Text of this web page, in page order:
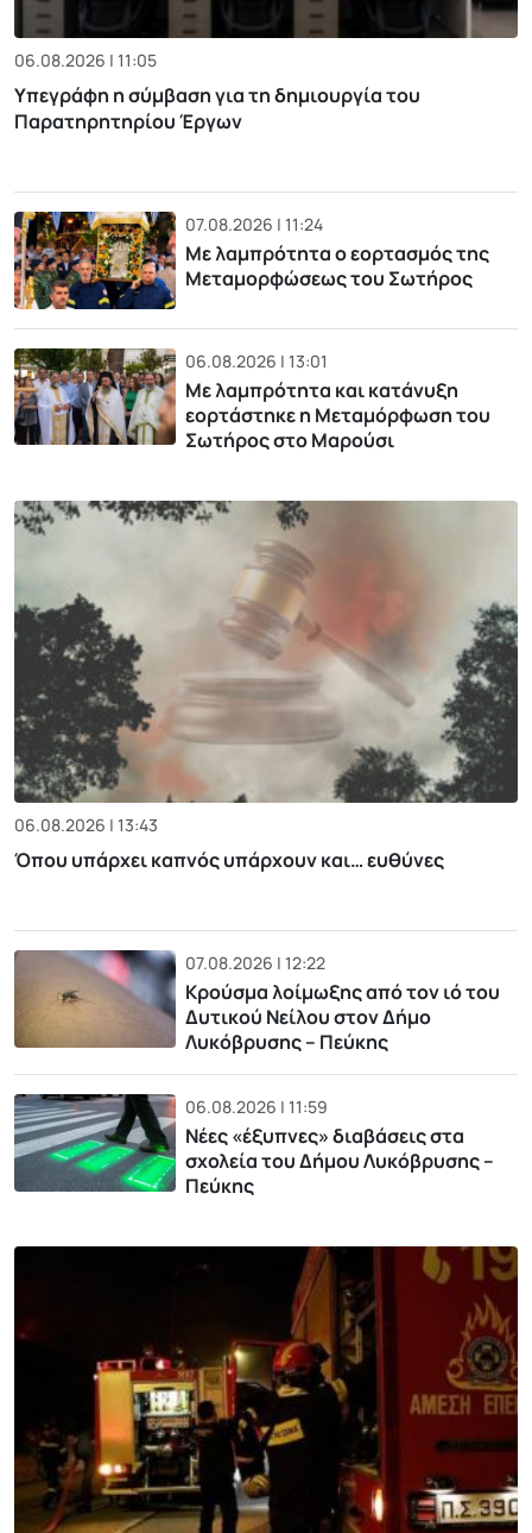
06.08.2026 | 11:05
Υπεγράφη η σύμβαση για τη δημιουργία του
Παρατηρητηρίου Έργων
07.08.2026 | 11:24
Με λαμπρότητα ο εορτασμός της
Μεταμορφώσεως του Σωτήρος
06.08.2026 | 13:01
Με λαμπρότητα και κατάνυξη
εορτάστηκε η Μεταμόρφωση του
Σωτήρος στο Μαρούσι
06.08.2026 | 13:43
Όπου υπάρχει καπνός υπάρχουν και… ευθύνες
07.08.2026 | 12:22
Κρούσμα λοίμωξης από τον ιό του
Δυτικού Νείλου στον Δήμο
Λυκόβρυσης – Πεύκης
06.08.2026 | 11:59
Νέες «έξυπνες» διαβάσεις στα
σχολεία του Δήμου Λυκόβρυσης –
Πεύκης